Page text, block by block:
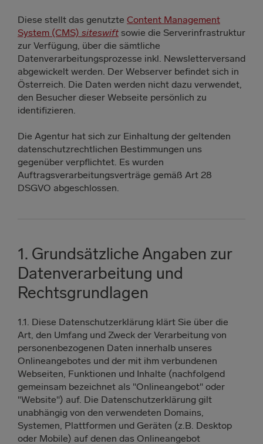
Diese stellt das genutzte Content Management
System (CMS) siteswift sowie die Serverinfrastruktur
zur Verfügung, über die sämtliche
Datenverarbeitungsprozesse inkl. Newsletterversand
abgewickelt werden. Der Webserver befindet sich in
Österreich. Die Daten werden nicht dazu verwendet,
den Besucher dieser Webseite persönlich zu
identifizieren.
Die Agentur hat sich zur Einhaltung der geltenden
datenschutzrechtlichen Bestimmungen uns
gegenüber verpflichtet. Es wurden
Auftragsverarbeitungsverträge gemäß Art 28
DSGVO abgeschlossen.
1. Grundsätzliche Angaben zur
Datenverarbeitung und
Rechtsgrundlagen
1.1. Diese Datenschutzerklärung klärt Sie über die
Art, den Umfang und Zweck der Verarbeitung von
personenbezogenen Daten innerhalb unseres
Onlineangebotes und der mit ihm verbundenen
Webseiten, Funktionen und Inhalte (nachfolgend
gemeinsam bezeichnet als "Onlineangebot" oder
"Website") auf. Die Datenschutzerklärung gilt
unabhängig von den verwendeten Domains,
Systemen, Plattformen und Geräten (z.B. Desktop
oder Mobile) auf denen das Onlineangebot